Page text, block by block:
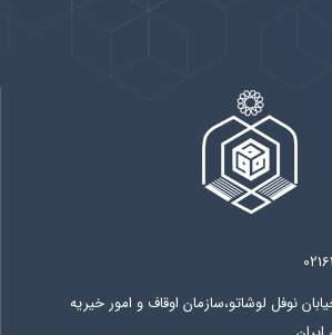
نوفل لوشاتو،سازمان اوقاف و امور خیریه